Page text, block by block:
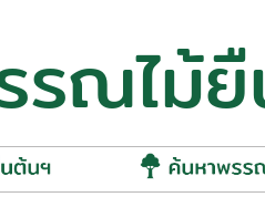
รณไม้